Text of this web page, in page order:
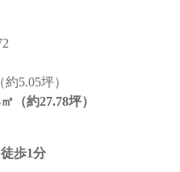
5.05坪）
（約27.78坪）
歩1分